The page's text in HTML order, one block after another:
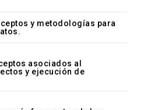
y metodologías para
asociados al
y ejecución de